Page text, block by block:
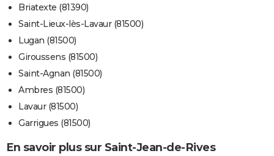
Briatexte (81390)
Saint-Lieux-lès-Lavaur (81500)
Lugan (81500)
Giroussens (81500)
Saint-Agnan (81500)
Ambres (81500)
Lavaur (81500)
Garrigues (81500)
En savoir plus sur Saint-Jean-de-Rives